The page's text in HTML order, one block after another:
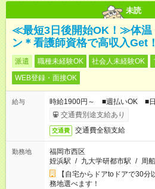
未読
≪最短3日後開始OK！≫体温
ン＊看護師資格で高収入Get！
派遣 職種未経験OK 社会人未経験OK
WEB登録・面接OK
給与
時給1900円～ ■週払いOK ■
交通費別途支給あり
交通費 交通費全額支給
勤務地
福岡市西区
姪浜駅 / 九大学研都市駅 / 周
【自宅からドアtoドアで30
務地選べます！